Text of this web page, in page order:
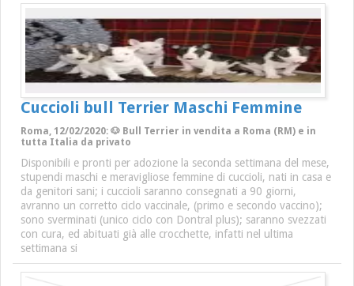
Cuccioli bull Terrier Maschi Femmine
Roma, 12/02/2020: 🐶 Bull Terrier in vendita a Roma (RM) e in
tutta Italia da privato
Disponibili e pronti per adozione la seconda settimana del mese,
stupendi maschi e meravigliose femmine di cuccioli, nati in casa e
da genitori sani; i cuccioli saranno consegnati a 90 giorni,
avranno un corretto ciclo vaccinale, (primo e secondo vaccino);
sono sverminati (unico ciclo con Dontral plus); saranno svezzati
con cura, ed abituati già alle crocchette, infatti nel ultima
settimana si